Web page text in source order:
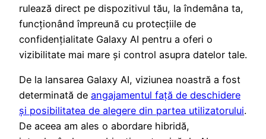
rulează direct pe dispozitivul tău, la îndemâna ta,
funcționând împreună cu protecțiile de
confidențialitate Galaxy AI pentru a oferi o
vizibilitate mai mare și control asupra datelor tale.
De la lansarea Galaxy AI, viziunea noastră a fost
determinată de angajamentul față de deschidere
și posibilitatea de alegere din partea utilizatorului.
De aceea am ales o abordare hibridă,